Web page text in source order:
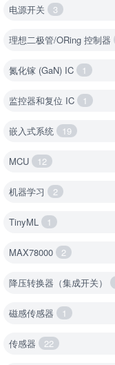
电源开关 3
理想二极管/ORing 控制器
氮化镓 (GaN) IC 1
监控器和复位 IC 1
嵌入式系统 19
MCU 12
机器学习 2
TinyML 1
MAX78000 2
降压转换器（集成开关）
磁感传感器 1
传感器 22